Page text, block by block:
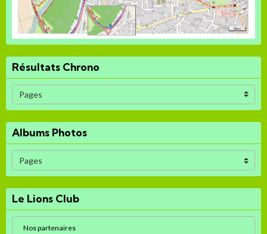
Résultats Chrono
Albums Photos
Le Lions Club
Nos partenaires